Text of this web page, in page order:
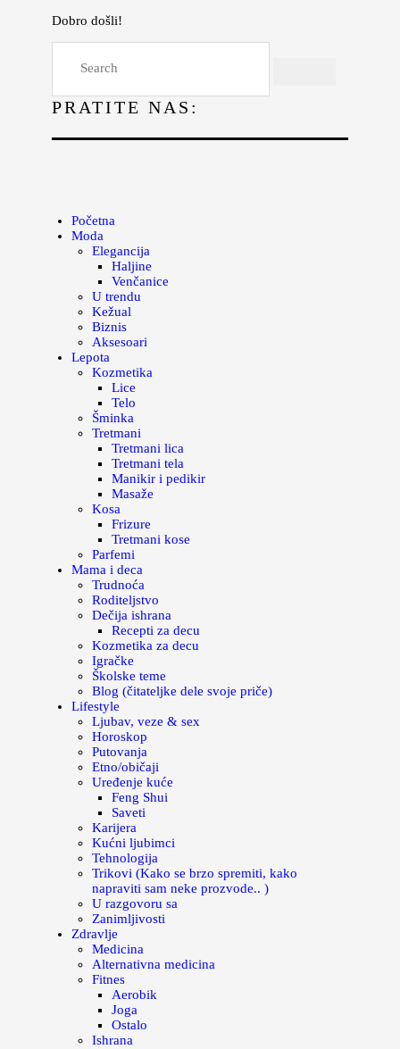
Dobro došli!
PRATITE NAS:
Početna
Moda
Elegancija
Haljine
Venčanice
U trendu
Kežual
Biznis
Aksesoari
Lepota
Kozmetika
Lice
Telo
Šminka
Tretmani
Tretmani lica
Tretmani tela
Manikir i pedikir
Masaže
Kosa
Frizure
Tretmani kose
Parfemi
Mama i deca
Trudnoća
Roditeljstvo
Dečija ishrana
Recepti za decu
Kozmetika za decu
Igračke
Školske teme
Blog (čitateljke dele svoje priče)
Lifestyle
Ljubav, veze & sex
Horoskop
Putovanja
Etno/običaji
Uređenje kuće
Feng Shui
Saveti
Karijera
Kućni ljubimci
Tehnologija
Trikovi (Kako se brzo spremiti, kako
napraviti sam neke prozvode.. )
U razgovoru sa
Zanimljivosti
Zdravlje
Medicina
Alternativna medicina
Fitnes
Aerobik
Joga
Ostalo
Ishrana
Lepota
Kuhinja
Magazin